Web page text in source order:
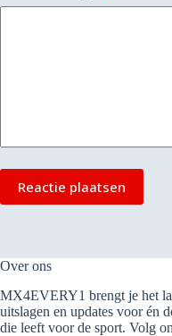
Reactie plaatsen
Over ons
MX4EVERY1 brengt je het
uitslagen en updates voor én
die leeft voor de sport. Volg